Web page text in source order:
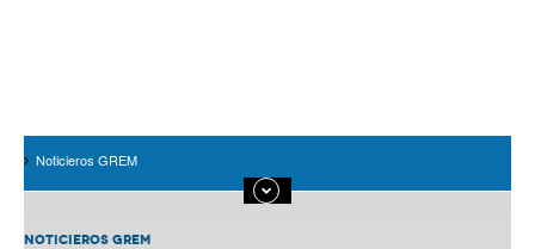
Noticieros GREM
NOTICIEROS GREM